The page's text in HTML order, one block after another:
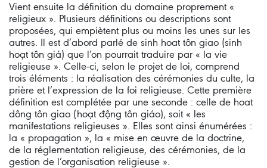
Vient ensuite la définition du domaine proprement «
religieux ». Plusieurs définitions ou descriptions sont
proposées, qui empiètent plus ou moins les unes sur les
autres. Il est d’abord parlé de sinh hoat tôn giao (sinh
hoạt tôn giá) que l’on pourrait traduire par « la vie
religieuse ». Celle-ci, selon le projet de loi, comprend
trois éléments : la réalisation des cérémonies du culte, la
prière et l’expression de la foi religieuse. Cette première
définition est complétée par une seconde : celle de hoat
dông tôn giao (hoạt động tôn giáo), soit « les
manifestations religieuses ». Elles sont ainsi énumérées :
la « propagation », la « mise en œuvre de la doctrine,
de la réglementation religieuse, des cérémonies, de la
gestion de l’organisation religieuse ».